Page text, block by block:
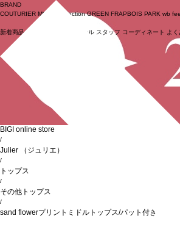
ログイン
BRAND
COUTURIER MOGA Collection GREEN FRAPBOIS PARK wb
新着商品 (ライブ) セール スタッフ コーディネート よ
BIGI online store
/
Julier （ジュリエ）
/
トップス
/
その他トップス
/
sand flowerプリントミドルトップス/パット付き・UV